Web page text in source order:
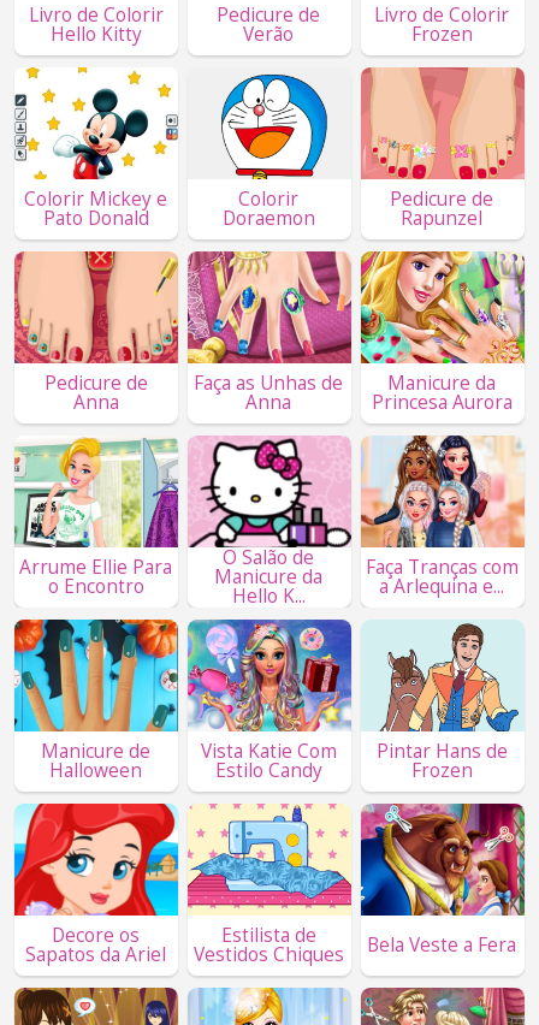
Livro de Colorir
Hello Kitty
Pedicure de
Verão
Livro de Colorir
Frozen
Colorir Mickey e
Pato Donald
Colorir
Doraemon
Pedicure de
Rapunzel
Pedicure de
Anna
Faça as Unhas de
Anna
Manicure da
Princesa Aurora
Arrume Ellie Para
o Encontro
O Salão de
Manicure da
Hello K...
Faça Tranças com
a Arlequina e...
Manicure de
Halloween
Vista Katie Com
Estilo Candy
Pintar Hans de
Frozen
Decore os
Sapatos da Ariel
Estilista de
Vestidos Chiques Bela Veste a Fera